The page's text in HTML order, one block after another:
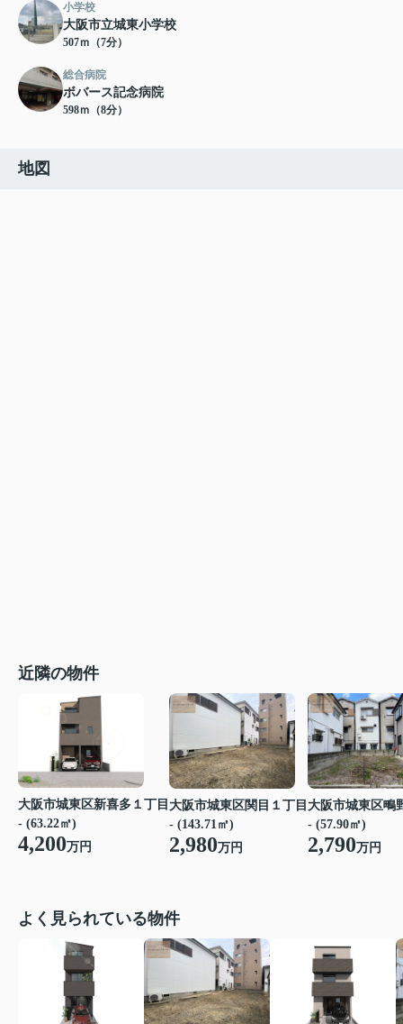
小学校
大阪市立城東小学校
507ｍ（7分）
総合病院
ボバース記念病院
598ｍ（8分）
地図
近隣の物件
大阪市城東区新喜多１丁目
- (63.22㎡)
4,200万円
大阪市城東区関目１丁目
- (143.71㎡)
2,980万円
大阪市城東区鴫
- (57.90㎡)
2,790万円
よく見られている物件